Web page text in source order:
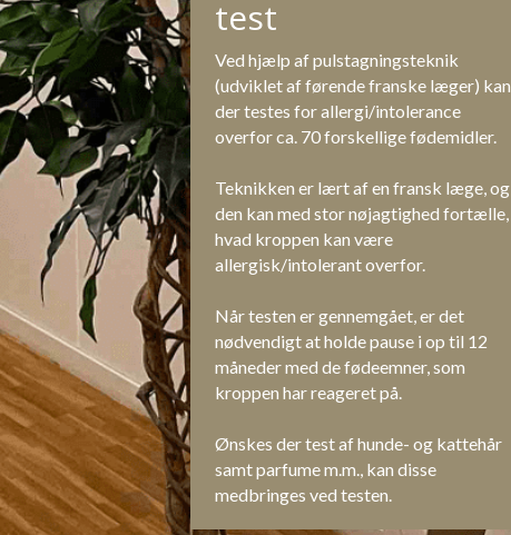
test
Ved hjælp af pulstagningsteknik
(udviklet af førende franske læger) kan
der testes for allergi/intolerance
overfor ca. 70 forskellige fødemidler.
Teknikken er lært af en fransk læge, og
den kan med stor nøjagtighed fortælle,
hvad kroppen kan være
allergisk/intolerant overfor.
Når testen er gennemgået, er det
nødvendigt at holde pause i op til 12
måneder med de fødeemner, som
kroppen har reageret på.
Ønskes der test af hunde- og kattehår
samt parfume m.m., kan disse
medbringes ved testen.